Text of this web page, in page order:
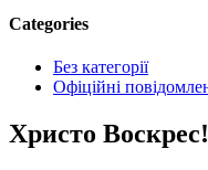
Categories
Без категорії
Офіційні
Христо